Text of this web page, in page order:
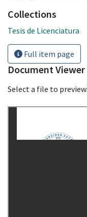
Collections
Tesis de Licenciatura
Full item page
Document Viewer
Select a file to